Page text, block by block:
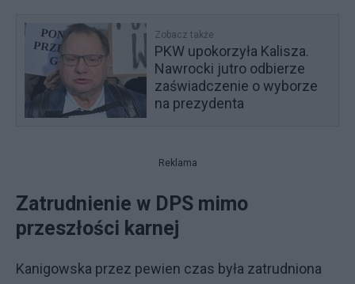
Zobacz także
PKW upokorzyła Kalisza.
Nawrocki jutro odbierze
zaświadczenie o wyborze
na prezydenta
Reklama
Zatrudnienie w DPS mimo
przeszłości karnej
Kanigowska przez pewien czas była zatrudniona